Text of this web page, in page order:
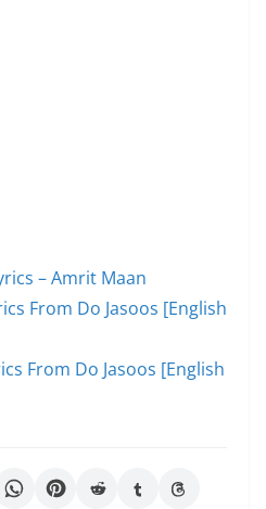
– Amrit Maan
From Do Jasoos [English
From Do Jasoos [English